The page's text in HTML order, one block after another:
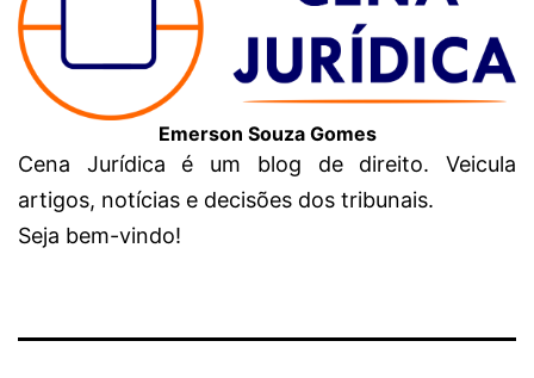
Emerson Souza Gomes
Cena Jurídica é um blog de direito. Veicula
artigos, notícias e decisões dos tribunais.
Seja bem-vindo!